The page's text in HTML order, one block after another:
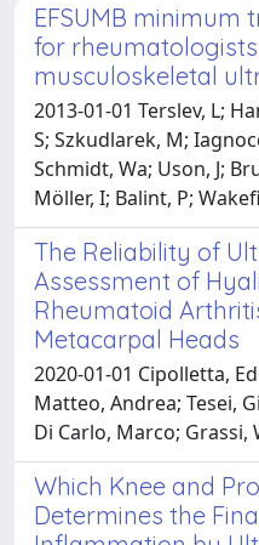
EFSUMB minimum
for
musculoskeletal
2013-01-01 Terslev, L;
S; Szkudlarek, M;
Schmidt, Wa; Uson, J;
Möller, I; Balint, P;
The Reliability of
Assessment of
Rheumatoid
Metacarpal Heads
2020-01-01 Cipolletta,
Matteo, Andrea; Tesei,
Di Carlo, Marco; Grassi,
Which Knee and
Determines the